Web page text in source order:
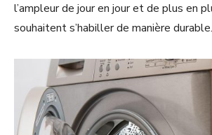
l’ampleur de jour en jour et de plus en
souhaitent s’habiller de manière